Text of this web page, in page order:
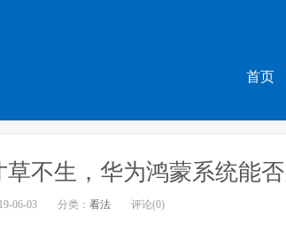
首页
不生，华为鸿蒙系统能否
06-03 分类： 看法 评论(0)